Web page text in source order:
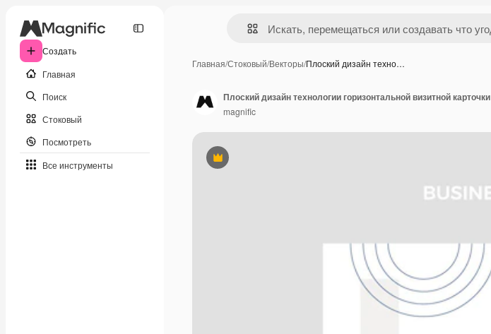
Создать
Главная
Поиск
Стоковый
Посмотреть
Все инструменты
Главная/Стоковый/Векторы/Плоский дизайн техно…
Премиум
Плоский дизайн технологии горизонтальной визитной карточки
magnific